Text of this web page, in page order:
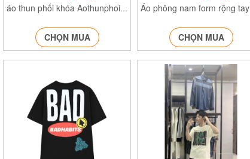
áo thun phối khóa Aothunphoikhoa
CHỌN MUA CHỌN MUA